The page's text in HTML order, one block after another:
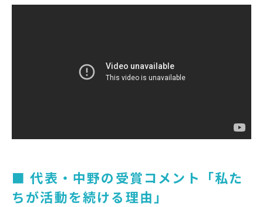
■ 代表・中野の受賞コメント「私た
ちが活動を続ける理由」